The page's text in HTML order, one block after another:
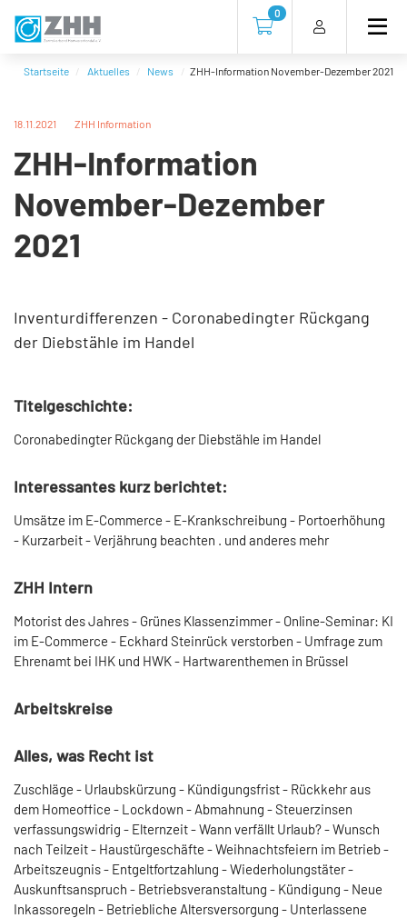
zum
(Eingabetaste)
zum
(Eingabetaste)
zur
(Eingabetaste)
zum
(Eingabetaste)
0
Zur Kasse gehen (0
Startseite Aktuelles News ZHH-Information November-Dezember 2021
18.11.2021 ZHH Information
ZHH-Information
November-Dezember
2021
Inventurdifferenzen - Coronabedingter Rückgang
der Diebstähle im Handel
Titelgeschichte:
Coronabedingter Rückgang der Diebstähle im Handel
Interessantes kurz berichtet:
Umsätze im E-Commerce - E-Krankschreibung - Portoerhöhung
- Kurzarbeit - Verjährung beachten . und anderes mehr
ZHH Intern
Motorist des Jahres - Grünes Klassenzimmer - Online-Seminar: KI
im E-Commerce - Eckhard Steinrück verstorben - Umfrage zum
Ehrenamt bei IHK und HWK - Hartwarenthemen in Brüssel
Arbeitskreise
Alles, was Recht ist
Zuschläge - Urlaubskürzung - Kündigungsfrist - Rückkehr aus
dem Homeoffice - Lockdown - Abmahnung - Steuerzinsen
verfassungswidrig - Elternzeit - Wann verfällt Urlaub? - Wunsch
nach Teilzeit - Haustürgeschäfte - Weihnachtsfeiern im Betrieb -
Arbeitszeugnis - Entgeltfortzahlung - Wiederholungstäter -
Auskunftsanspruch - Betriebsveranstaltung - Kündigung - Neue
Inkassoregeln - Betriebliche Altersversorgung - Unterlassene